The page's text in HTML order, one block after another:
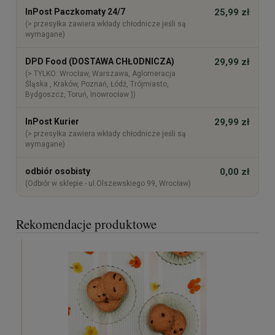
InPost Paczkomaty 24/7
(> przesyłka zawiera wkłady chłodnicze jeśli są
wymagane)
25,99 zł
DPD Food (DOSTAWA CHŁODNICZA)
(> TYLKO: Wrocław, Warszawa, Aglomeracja
Śląska , Kraków, Poznań, Łódź, Trójmiasto,
Bydgoszcz, Toruń, Inowrocław ))
29,99 zł
InPost Kurier
(> przesyłka zawiera wkłady chłodnicze jeśli są
wymagane)
29,99 zł
odbiór osobisty
(Odbiór w sklepie - ul.Olszewskiego 99, Wrocław)
0,00 zł
Rekomendacje produktowe